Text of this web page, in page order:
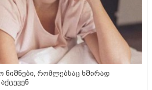
ნიშნები, რომლებსაც ხშირად